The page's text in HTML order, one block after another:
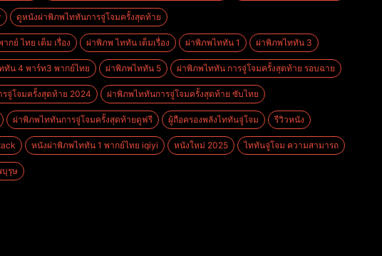
ดูหนังผ่าพิภพไททันการจู่โจมครั้งสุดท้าย
กย์ ไทย เต็ม เรื่อง ผ่าพิภพ ไททัน เต็มเรื่อง ผ่าพิภพไททัน 1 ผ่าพิภพไททัน 3
ทัน 4 พาร์ท3 พากย์ไทย ผ่าพิภพไททัน 5 ผ่าพิภพไททัน การจู่โจมครั้งสุดท้าย รอบฉาย
จู่โจมครั้งสุดท้าย 2024 ผ่าพิภพไททันการจู่โจมครั้งสุดท้าย ซับไทย
ผ่าพิภพไททันการจู่โจมครั้งสุดท้ายดูฟรี ผู้ถือครองพลังไททันจู่โจม รีวิวหนัง
หนังผ่าพิภพไททัน 1 พากย์ไทย iqiyi หนังใหม่ 2025 ไททันจู่โจม ความสามารถ
บุรุษ